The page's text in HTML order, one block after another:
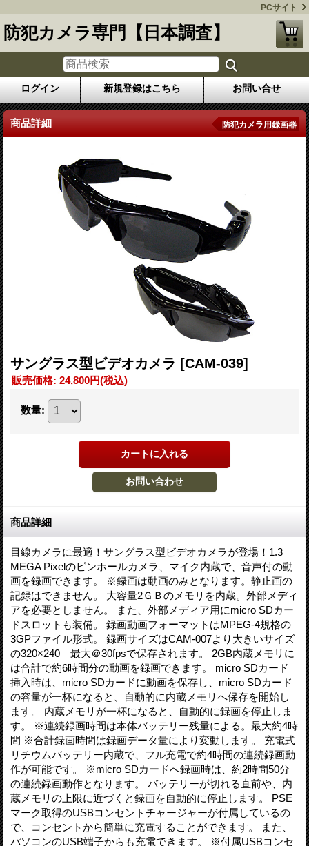
PCサイト
防犯カメラ専門【日本調査】
ログイン 新規登録はこちら お問い合せ
商品詳細 防犯カメラ用録画器
サングラス型ビデオカメラ [CAM-039]
販売価格: 24,800円(税込)
数量:
商品詳細
目線カメラに最適！サングラス型ビデオカメラが登場！1.3
MEGA Pixelのピンホールカメラ、マイク内蔵で、音声付の動
画を録画できます。 ※録画は動画のみとなります。静止画の
記録はできません。 大容量2ＧＢのメモリを内蔵。外部メディ
アを必要としません。 また、外部メディア用にmicro SDカー
ドスロットも装備。 録画動画フォーマットはMPEG-4規格の
3GPファイル形式。 録画サイズはCAM-007より大きいサイズ
の320×240 最大＠30fpsで保存されます。 2GB内蔵メモリに
は合計で約6時間分の動画を録画できます。 micro SDカード
挿入時は、micro SDカードに動画を保存し、micro SDカード
の容量が一杯になると、自動的に内蔵メモリへ保存を開始し
ます。 内蔵メモリが一杯になると、自動的に録画を停止しま
す。 ※連続録画時間は本体バッテリー残量による。最大約4時
間 ※合計録画時間は録画データ量により変動します。 充電式
リチウムバッテリー内蔵で、フル充電で約4時間の連続録画動
作が可能です。 ※micro SDカードへ録画時は、約2時間50分
の連続録画動作となります。 バッテリーが切れる直前や、内
蔵メモリの上限に近づくと録画を自動的に停止します。 PSE
マーク取得のUSBコンセントチャージャーが付属しているの
で、コンセントから簡単に充電することができます。 また、
パソコンのUSB端子からも充電できます。 ※付属USBコンセ